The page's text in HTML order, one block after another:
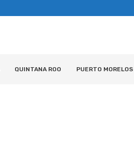
QUINTANA ROO PUERTO MORELOS